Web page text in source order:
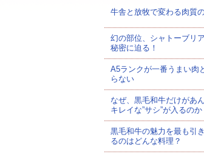
牛舎と放牧で変わる肉質
幻の部位、シャトーブリ
秘密に迫る！
A5ランクが一番うまい肉
らない
なぜ、黒毛和牛だけがあ
キレイな”サシ”が入るのか
黒毛和牛の魅力を最も引
るのはどんな料理？